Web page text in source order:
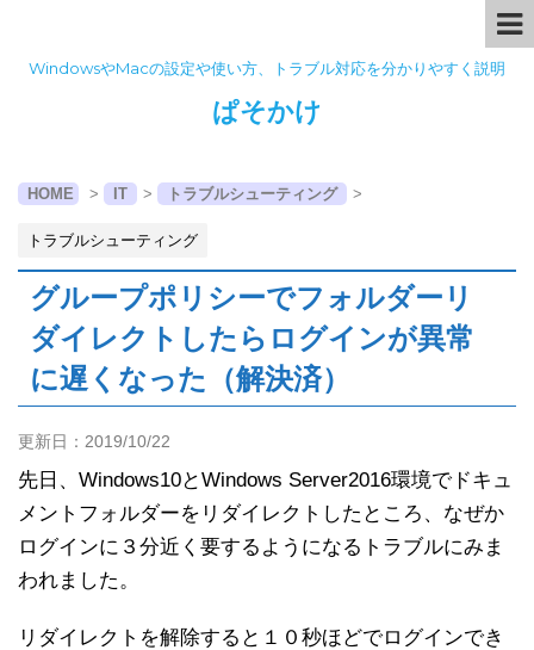
WindowsやMacの設定や使い方、トラブル対応を分かりやすく説明
ぱそかけ
HOME > IT > トラブルシューティング >
トラブルシューティング
グループポリシーでフォルダーリ
ダイレクトしたらログインが異常
に遅くなった（解決済）
更新日： 2019/10/22
先日、Windows10とWindows Server2016環境でドキュ
メントフォルダーをリダイレクトしたところ、なぜか
ログインに３分近く要するようになるトラブルにみま
われました。
リダイレクトを解除すると１０秒ほどでログインでき